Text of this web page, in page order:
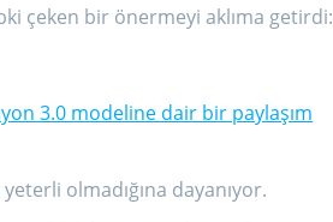
çeken bir önermeyi aklıma getirdi:
3.0 modeline dair bir paylaşım
olmadığına dayanıyor.